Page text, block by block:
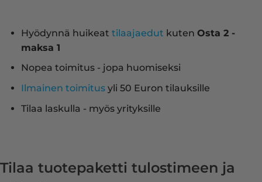
Hyödynnä huikeat tilaajaedut kuten Osta 2 -
maksa 1
Nopea toimitus - jopa huomiseksi
Ilmainen toimitusyli 50 Euron tilauksille
Tilaa laskulla - myös yrityksille
Tilaa tuotepaketti tulostimeen ja